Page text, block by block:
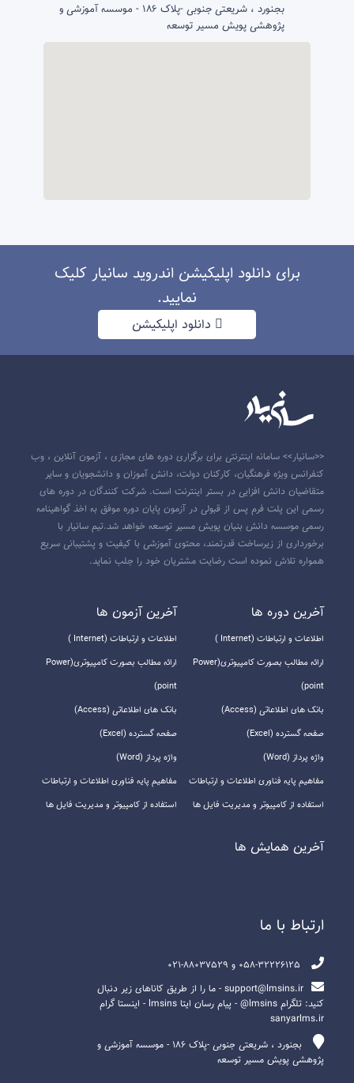
بجنورد ، شریعتی جنوبی -پلاک ۱۸۶ - موسسه آموزشی و
پژوهشی پویش مسیر توسعه
برای دانلود اپلیکیشن اندروید سانیار کلیک
نمایید.
دانلود اپلیکیشن
<<سانیار>> سامانه اینترنتی برای برگزاری دوره های مجازی ، آزمون آنلاین ، وب
کنفرانس ویژه فرهنگیان، کارکنان دولت، دانش آموزان و دانشجویان و سایر
متقاضیان دانش افزایی در بستر اینترنت است. شرکت کنندگان در دوره های
رسمی این پلت فرم پس از قبولی در آزمون پایان دوره موفق به اخذ گواهینامه
رسمی موسسه دانش بنیان پویش مسیر توسعه خواهد شد.تیم سانیار با
برخورداری از زیرساخت قدرتمند، محتوی آموزشی با کیفیت و پشتیبانی سریع
همواره تلاش نموده است رضایت مشتریان خود را جلب نماید.
آخرين دوره ها
اطلاعات و ارتباطات (Internet )
ارائه مطالب بصورت کامپیوتری(Power
point)
بانک های اطلاعاتی (Access)
صفحه گسترده (Excel)
واژه پرداز (Word)
مفاهیم پایه فناوری اطلاعات و ارتباطات
استفاده از کامپیوتر و مدیریت فایل ها
آخرين آزمون ها
اطلاعات و ارتباطات (Internet )
ارائه مطالب بصورت کامپیوتری(Power
point)
بانک های اطلاعاتی (Access)
صفحه گسترده (Excel)
واژه پرداز (Word)
مفاهیم پایه فناوری اطلاعات و ارتباطات
استفاده از کامپیوتر و مدیریت فایل ها
آخرين همايش ها
ارتباط با ما
support@lmsins.ir - ما را از طریق کاناهای زیر دنبال
کنید: تلگرام lmsins@ - پیام رسان ایتا lmsins - اینستا گرام
sanyarlms.ir
بجنورد ، شریعتی جنوبی -پلاک ۱۸۶ - موسسه آموزشی و
پژوهشی پویش مسیر توسعه